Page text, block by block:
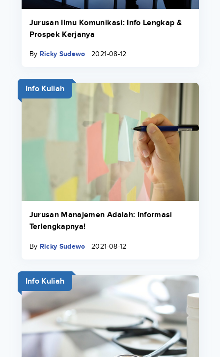
Jurusan Ilmu Komunikasi: Info Lengkap &
Prospek Kerjanya
By Ricky Sudewo 2021-08-12
Info Kuliah
Jurusan Manajemen Adalah: Informasi
Terlengkapnya!
By Ricky Sudewo 2021-08-12
Info Kuliah